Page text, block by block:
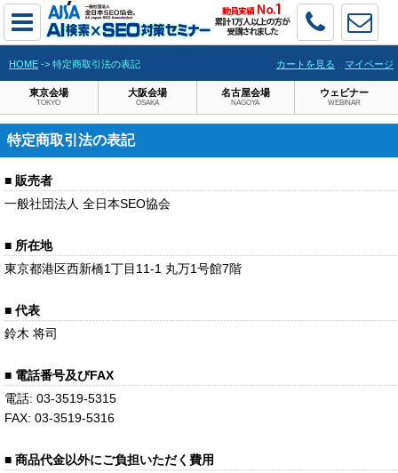
HOME -> 特定商取引法の表記 カートを見る マイページ
東京会場
TOKYO
大阪会場
OSAKA
名古屋会場
NAGOYA
ウェビナー
WEBINAR
特定商取引法の表記
■ 販売者
一般社団法人 全日本SEO協会
■ 所在地
東京都港区西新橋1丁目11-1 丸万1号館7階
■ 代表
鈴木 将司
■ 電話番号及びFAX
電話: 03-3519-5315
FAX: 03-3519-5316
■ 商品代金以外にご負担いただく費用